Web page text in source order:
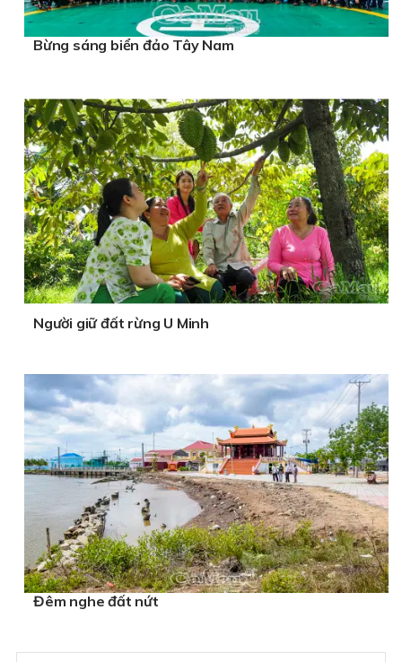
Bừng sáng biển đảo Tây Nam
Người giữ đất rừng U Minh
Đêm nghe đất nứt